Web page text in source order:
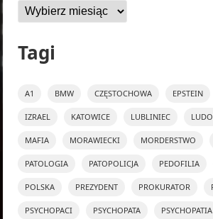
Archiwa
Tagi
A1 BMW CZĘSTOCHOWA EPSTEIN
IZRAEL KATOWICE LUBLINIEC
MAFIA MORAWIECKI MORDERSTWO
PATOLOGIA PATOPOLICJA PEDOFILIA
POLSKA PREZYDENT PROKURATOR
PSYCHOPACI PSYCHOPATA PSYCHOPATIA